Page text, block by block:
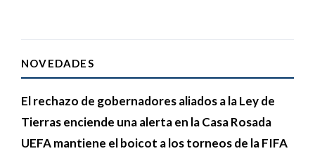
NOVEDADES
El rechazo de gobernadores aliados a la Ley de
Tierras enciende una alerta en la Casa Rosada
UEFA mantiene el boicot a los torneos de la FIFA